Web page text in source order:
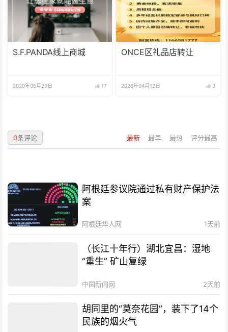
S.F.PANDA线上商城
2020年05月29日 17
ONCE区礼品店转让
2026年04月12日 3
最新 最早 最热 评分最高
0条评论
阿根廷参议院通过私有财产保护法
案
阿根廷华人网 1天前
（长江十年行）湖北宜昌：湿地
“重生” 矿山复绿
中国新闻网 2天前
胡同里的“莫奈花园”，装下了14个
民族的烟火气